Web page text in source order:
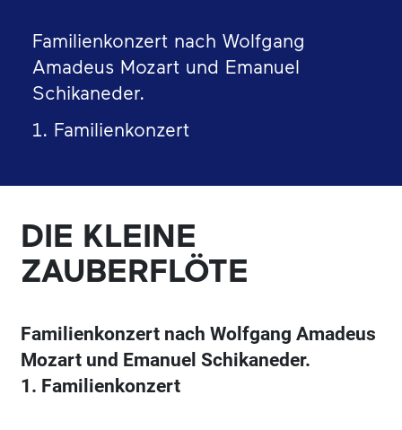
Familienkonzert nach Wolfgang
Amadeus Mozart und Emanuel
Schikaneder.
1. Familienkonzert
DIE KLEINE
ZAUBERFLÖTE
Familienkonzert nach Wolfgang Amadeus
Mozart und Emanuel Schikaneder.
1. Familienkonzert